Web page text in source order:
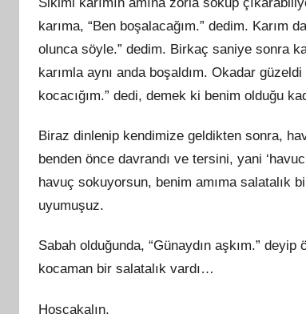
karıma, “Ben boşalacağım.” dedim. Karım
olunca söyle.” dedim. Birkaç saniye sonra
karımla aynı anda boşaldım. Okadar
kocacığım.” dedi, demek ki benim olduğu
Biraz dinlenip kendimize geldikten sonra,
benden önce davrandı ve tersini, yani
havuç sokuyorsun, benim amıma salatalık
uyumuşuz.
Sabah olduğunda, “Günaydın aşkım.”
kocaman bir salatalık vardı…
Hoşçakalın,